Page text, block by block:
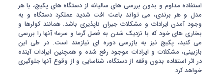
استفاده مداوم و بدون بررسی های سالیانه از دستگاه های پکیج، با هر
مدل و هر برندی، می تواند باعث افت شدید عملکرد دستگاه و به
وجود آمدن ایرادات و مشکلات جبران ناپذیری باشد. همانند کولرها و
بخاری های خود که با نزدیک شدن به فصل گرما و سرما؛ آنها را بررسی
می کنید، پکیج نیز به بازرسی دوره ای نیازمند است. در طی این
بازبینی، مشکلات و ایرادات موجود رفع شده و همچنین ایرادات آینده
در اثر استفاده بدون وقفه از دستگاه، شناسایی و از وقوع آنها جلوگیری
خواهد کرد.